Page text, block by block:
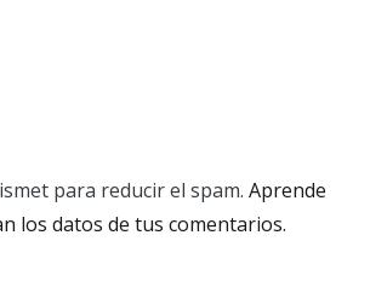
para reducir el spam. Aprende
los datos de tus comentarios.